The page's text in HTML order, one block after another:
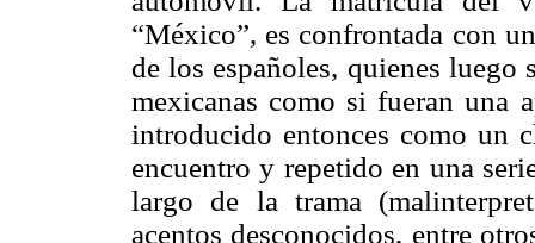
“México”, es confrontada con
de los españoles, quienes luego
mexicanas como si fueran una
introducido entonces como un
encuentro y repetido en una
largo de la trama
acentos desconocidos, entre